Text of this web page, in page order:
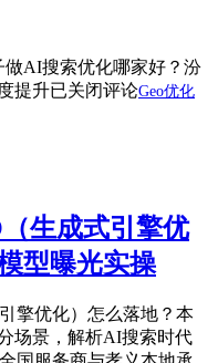
做AI搜索优化哪家好？汾
提升已关闭评论Geo优化
生成式引擎优
型曝光实操
擎优化）怎么落地？本
场景，解析AI搜索时代